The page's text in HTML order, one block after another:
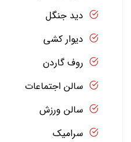
دید جنگل
دیوار کشی
روف گاردن
سالن اجتماعات
سالن ورزش
سرامیک